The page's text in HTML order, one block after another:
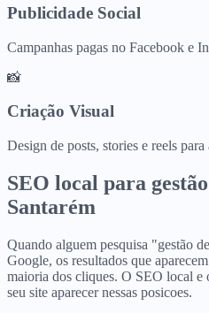
Publicidade Social
Campanhas pagas no Facebook e
📸
Criação Visual
Design de posts, stories e reels para
SEO local para
Santarém
Quando alguem pesquisa "gestão
Google, os resultados que
maioria dos cliques. O SEO local e
seu site aparecer nessas posicoes.